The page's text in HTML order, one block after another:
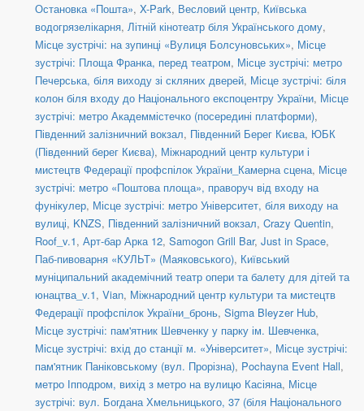
Остановка «Пошта», X-Park, Весловий центр, Київська
водогрязелікарня, Літній кінотеатр біля Українського дому,
Місце зустрічі: на зупинці «Вулиця Болсуновських», Місце
зустрічі: Площа Франка, перед театром, Місце зустрічі: метро
Печерська, біля виходу зі скляних дверей, Місце зустрічі: біля
колон біля входу до Національного експоцентру України, Місце
зустрічі: метро Академмістечко (посередині платформи),
Південний залізничний вокзал, Південний Берег Києва, ЮБК
(Південний берег Києва), Міжнародний центр культури і
мистецтв Федерації профспілок України_Камерна сцена, Місце
зустрічі: метро «Поштова площа», праворуч від входу на
фунікулер, Місце зустрічі: метро Університет, біля виходу на
вулиці, KNZS, Південний залізничний вокзал, Crazy Quentin,
Roof_v.1, Арт-бар Арка 12, Samogon Grill Bar, Just in Space,
Паб-пивоварня «КУЛЬТ» (Маяковського), Київський
муніципальний академічний театр опери та балету для дітей та
юнацтва_v.1, Vian, Міжнародний центр культури та мистецтв
Федерації профспілок України_бронь, Sigma Bleyzer Hub,
Місце зустрічі: пам'ятник Шевченку у парку ім. Шевченка,
Місце зустрічі: вхід до станції м. «Університет», Місце зустрічі:
пам'ятник Паніковському (вул. Прорізна), Pochayna Event Hall,
метро Іпподром, вихід з метро на вулицю Касіяна, Місце
зустрічі: вул. Богдана Хмельницького, 37 (біля Національного